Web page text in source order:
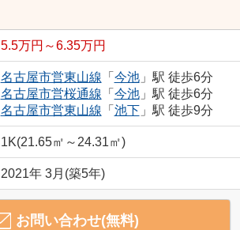
5.5万円～6.35万円
名古屋市営東山線 「 今池」駅 徒歩6分
名古屋市営桜通線 「 今池」駅 徒歩6分
名古屋市営東山線 「 池下」駅 徒歩9分
1K(21.65㎡～24.31㎡)
2021年 3月(築5年)
お問い合わせ(無料)